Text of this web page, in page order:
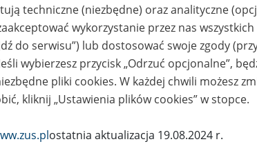
Jeśli jesteś osobą ubezpieczoną (np.
możesz sprawdzić swoje dane
masz dostęp do informacji o stanie
masz dostęp do informacji o
Jeśli jesteś płatnikiem składek (np.
możesz skorzystać z aplikacji
ubezpieczeń, wypełnisz i
ZUS,
techniczne (niezbędne) oraz analityczne
wykorzystanie przez nas
do serwisu”) lub dostosować swoje zgody
wybierzesz przycisk „Odrzuć opcjonalne”,
pliki cookies. W każdej chwili możesz
kliknij „Ustawienia plików cookies” w stopce.
ostatnia aktualizacja 19.08.2024 r.